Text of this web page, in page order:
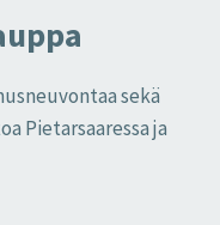
sekä
Pietarsaaressa ja